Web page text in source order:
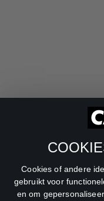
Cookies of andere
gebruikt voor
en om